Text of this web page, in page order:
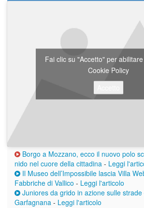
Fai clic su "Accetto" per
Cookie Policy
Borgo a Mozzano, ecco il nuovo polo
nido nel cuore della cittadina - Leggi
Il Museo dell’Impossibile lascia Villa
Fabbriche di Vallico - Leggi l'articolo
Juniores da grido in azione sulle
Garfagnana - Leggi l'articolo